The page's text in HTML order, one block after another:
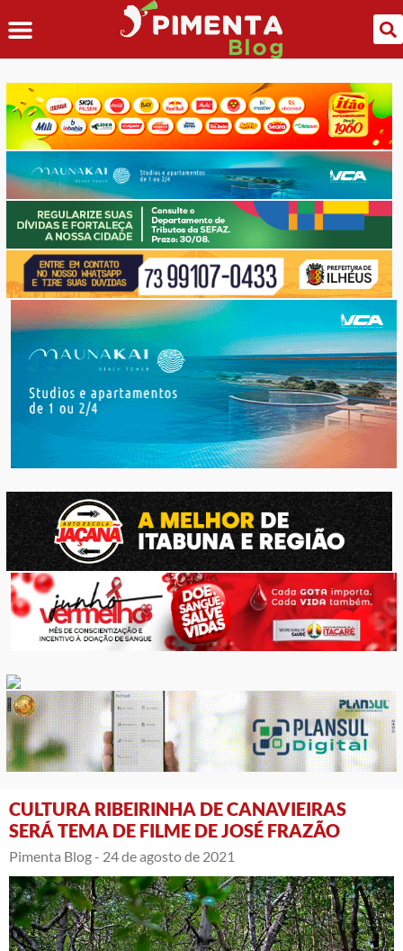
CULTURA RIBEIRINHA DE CANAVIEIRAS
SERÁ TEMA DE FILME DE JOSÉ FRAZÃO
Pimenta Blog - 24 de agosto de 2021